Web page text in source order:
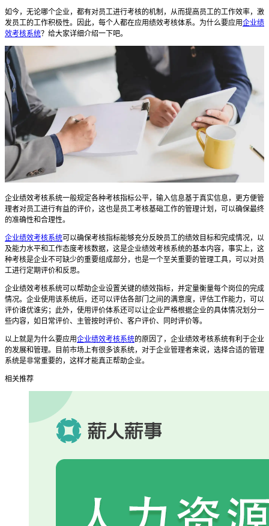
如今，无论哪个企业，都有对员工进行考核的机制，从而提高员工的工作效率，激
发员工的工作积极性。因此，每个人都在应用绩效考核体系。为什么要应用企业绩
效考核系统？给大家详细介绍一下吧。
企业绩效考核系统一般规定各种考核指标公平，输入信息基于真实信息，更方便管
理者对员工进行有益的评价，这也是员工考核基础工作的管理计划，可以确保最终
的准确性和合理性。
企业绩效考核系统可以确保考核指标能够充分反映员工的绩效目标和完成情况，以
及能力水平和工作态度考核数据，这是企业绩效考核系统的基本内容，事实上，这
种考核是企业不可缺少的重要组成部分，也是一个至关重要的管理工具，可以对员
工进行定期评价和反思。
企业绩效考核系统可以帮助企业设置关键的绩效指标，并定量衡量每个岗位的完成
情况。企业使用该系统后，还可以评估各部门之间的满意度，评估工作能力，可以
评价谁优谁劣；此外，使用评价体系还可以让企业严格根据企业的具体情况划分一
些内容，如日常评价、主管按时评价、客户评价、同时评价等。
以上就是为什么要应用企业绩效考核系统的原因了，企业绩效考核系统有利于企业
的发展和管理。目前市场上有很多该系统，对于企业管理者来说，选择合适的管理
系统是非常重要的，这样才能真正帮助企业。
相关推荐